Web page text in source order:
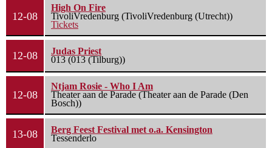
12-08
High On Fire
TivoliVredenburg (TivoliVredenburg (Utrecht))
Tickets
12-08
Judas Priest
013 (013 (Tilburg))
12-08
Ntjam Rosie - Who I Am
Theater aan de Parade (Theater aan de Parade (Den
Bosch))
13-08
Berg Feest Festival met o.a. Kensington
Tessenderlo